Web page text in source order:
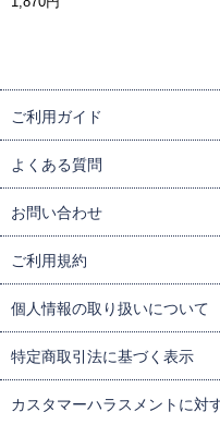
ご利用ガイド
よくある質問
お問い合わせ
ご利用規約
個人情報の取り扱いについて
特定商取引法に基づく表示
カスタマーハラスメントに対